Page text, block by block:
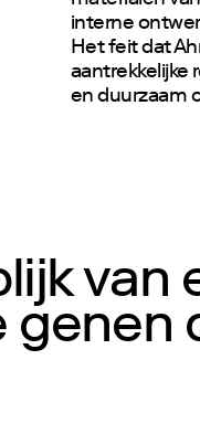
interne
Het feit dat
aantrekkelijke
en duurzaam
van
genen